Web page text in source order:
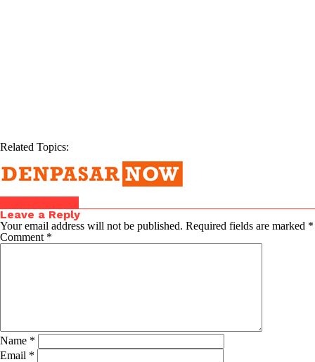
Related Topics:
Leave a Reply
Your email address will not be published. Required fields are marked *
Comment *
Name *
Email *